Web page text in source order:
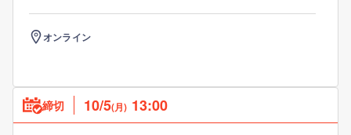
オンライン
締切 10/5(月) 13:00